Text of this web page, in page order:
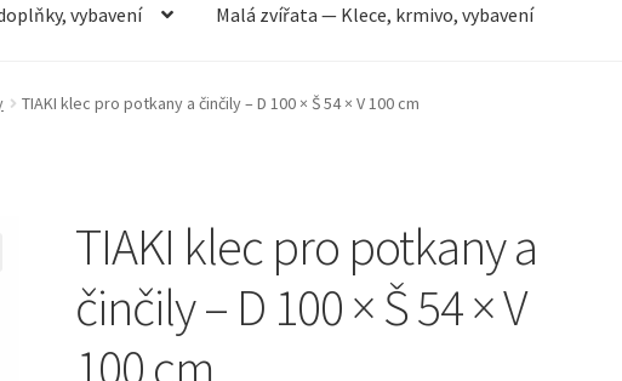
vybavení Malá zvířata — Klece, krmivo, vybavení
vybavení Můj účet Obchod Pokladna Vše pro kočky
TIAKI klec pro potkany a činčily – D 100 × Š 54 × V 100 cm
TIAKI klec pro potkany a
činčily – D 100 × Š 54 × V
100 cm